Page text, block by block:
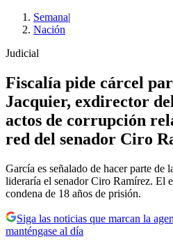
Semana|
Nación
Judicial
Fiscalía pide cárcel
Jacquier, exdirector
actos de corrupción
red del senador Ciro
García es señalado de hacer parte de
lideraría el senador Ciro Ramírez. El
condena de 18 años de prisión.
Siga las noticias que marcan la
manténgase al día